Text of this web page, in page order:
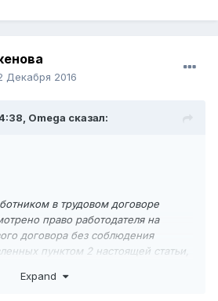
Декабря 2016
Omega сказал:
в трудовом договоре
право работодателя на
договора без соблюдения
пунктом 2 настоящей статьи,
договором.
Expand